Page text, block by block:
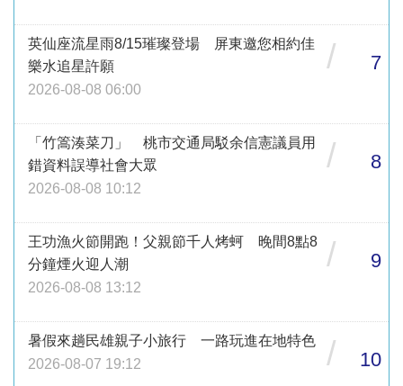
英仙座流星雨8/15璀璨登場 屏東邀您相約佳
樂水追星許願
2026-08-08 06:00
/ 7
「竹篙湊菜刀」 桃市交通局駁余信憲議員用
錯資料誤導社會大眾
2026-08-08 10:12
/ 8
王功漁火節開跑！父親節千人烤蚵 晚間8點8
分鐘煙火迎人潮
2026-08-08 13:12
/ 9
暑假來趟民雄親子小旅行 一路玩進在地特色
2026-08-07 19:12
/ 10